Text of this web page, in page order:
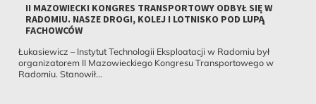
II MAZOWIECKI KONGRES TRANSPORTOWY ODBYŁ SIĘ W
RADOMIU. NASZE DROGI, KOLEJ I LOTNISKO POD LUPĄ
FACHOWCÓW
Łukasiewicz – Instytut Technologii Eksploatacji w Radomiu był
organizatorem II Mazowieckiego Kongresu Transportowego w
Radomiu. Stanowił...